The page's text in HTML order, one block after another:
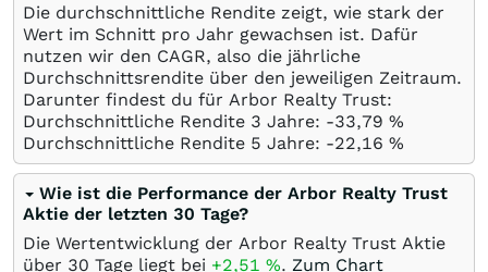
Die durchschnittliche Rendite zeigt, wie stark der
Wert im Schnitt pro Jahr gewachsen ist. Dafür
nutzen wir den CAGR, also die jährliche
Durchschnittsrendite über den jeweiligen Zeitraum.
Darunter findest du für Arbor Realty Trust:
Durchschnittliche Rendite 3 Jahre: -33,79 %
Durchschnittliche Rendite 5 Jahre: -22,16 %
Wie ist die Performance der Arbor Realty Trust
Aktie der letzten 30 Tage?
Die Wertentwicklung der Arbor Realty Trust Aktie
über 30 Tage liegt bei +2,51 %. Zum Chart